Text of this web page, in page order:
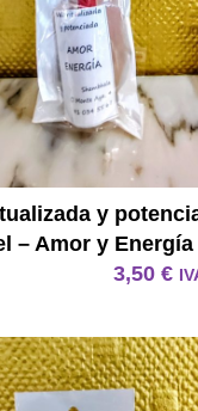
y
– Amor y Energía
3,50 €